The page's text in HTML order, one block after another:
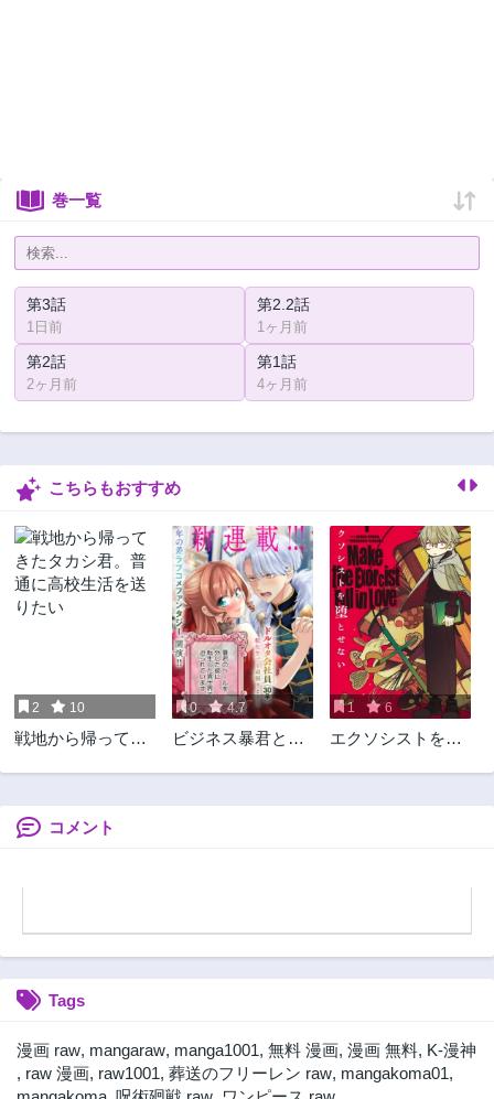
巻一覧
第3話
1日前
第2.2話
1ヶ月前
第2話
2ヶ月前
第1話
4ヶ月前
こちらもおすすめ
2 10
戦地から帰ってき
たい
0 4.7
ビジネス暴君と目
で前世の推しアイ
1 6
エクソシストを堕
コメント
Tags
漫画 raw, mangaraw, manga1001, 無料 漫画, 漫画 無料, K-漫神
, raw 漫画, raw1001, 葬送のフリーレン raw, mangakoma01,